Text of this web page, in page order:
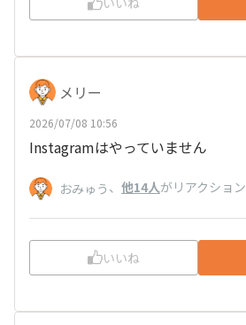
メリー
2026/07/08 10:56
Instagramはやっていません
おみゅう 、 他14人がリアクション
いいね